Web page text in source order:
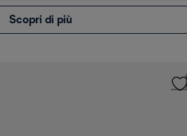
Scopri di più